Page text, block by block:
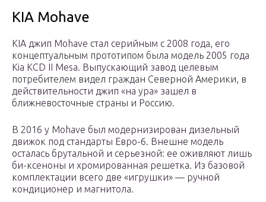
KIA Mohave
KIA джип Mohave стал серийным с 2008 года, его
концептуальным прототипом была модель 2005 года
Kia KCD II Mesa. Выпускающий завод целевым
потребителем видел граждан Северной Америки, в
действительности джип «на ура» зашел в
ближневосточные страны и Россию.
В 2016 у Mohave был модернизирован дизельный
движок под стандарты Евро-6. Внешне модель
осталась брутальной и серьезной: ее оживляют лишь
би-ксеноны и хромированная решетка. Из базовой
комплектации всего две «игрушки» — ручной
кондиционер и магнитола.